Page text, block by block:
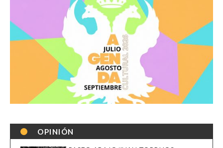
OPINIÓN